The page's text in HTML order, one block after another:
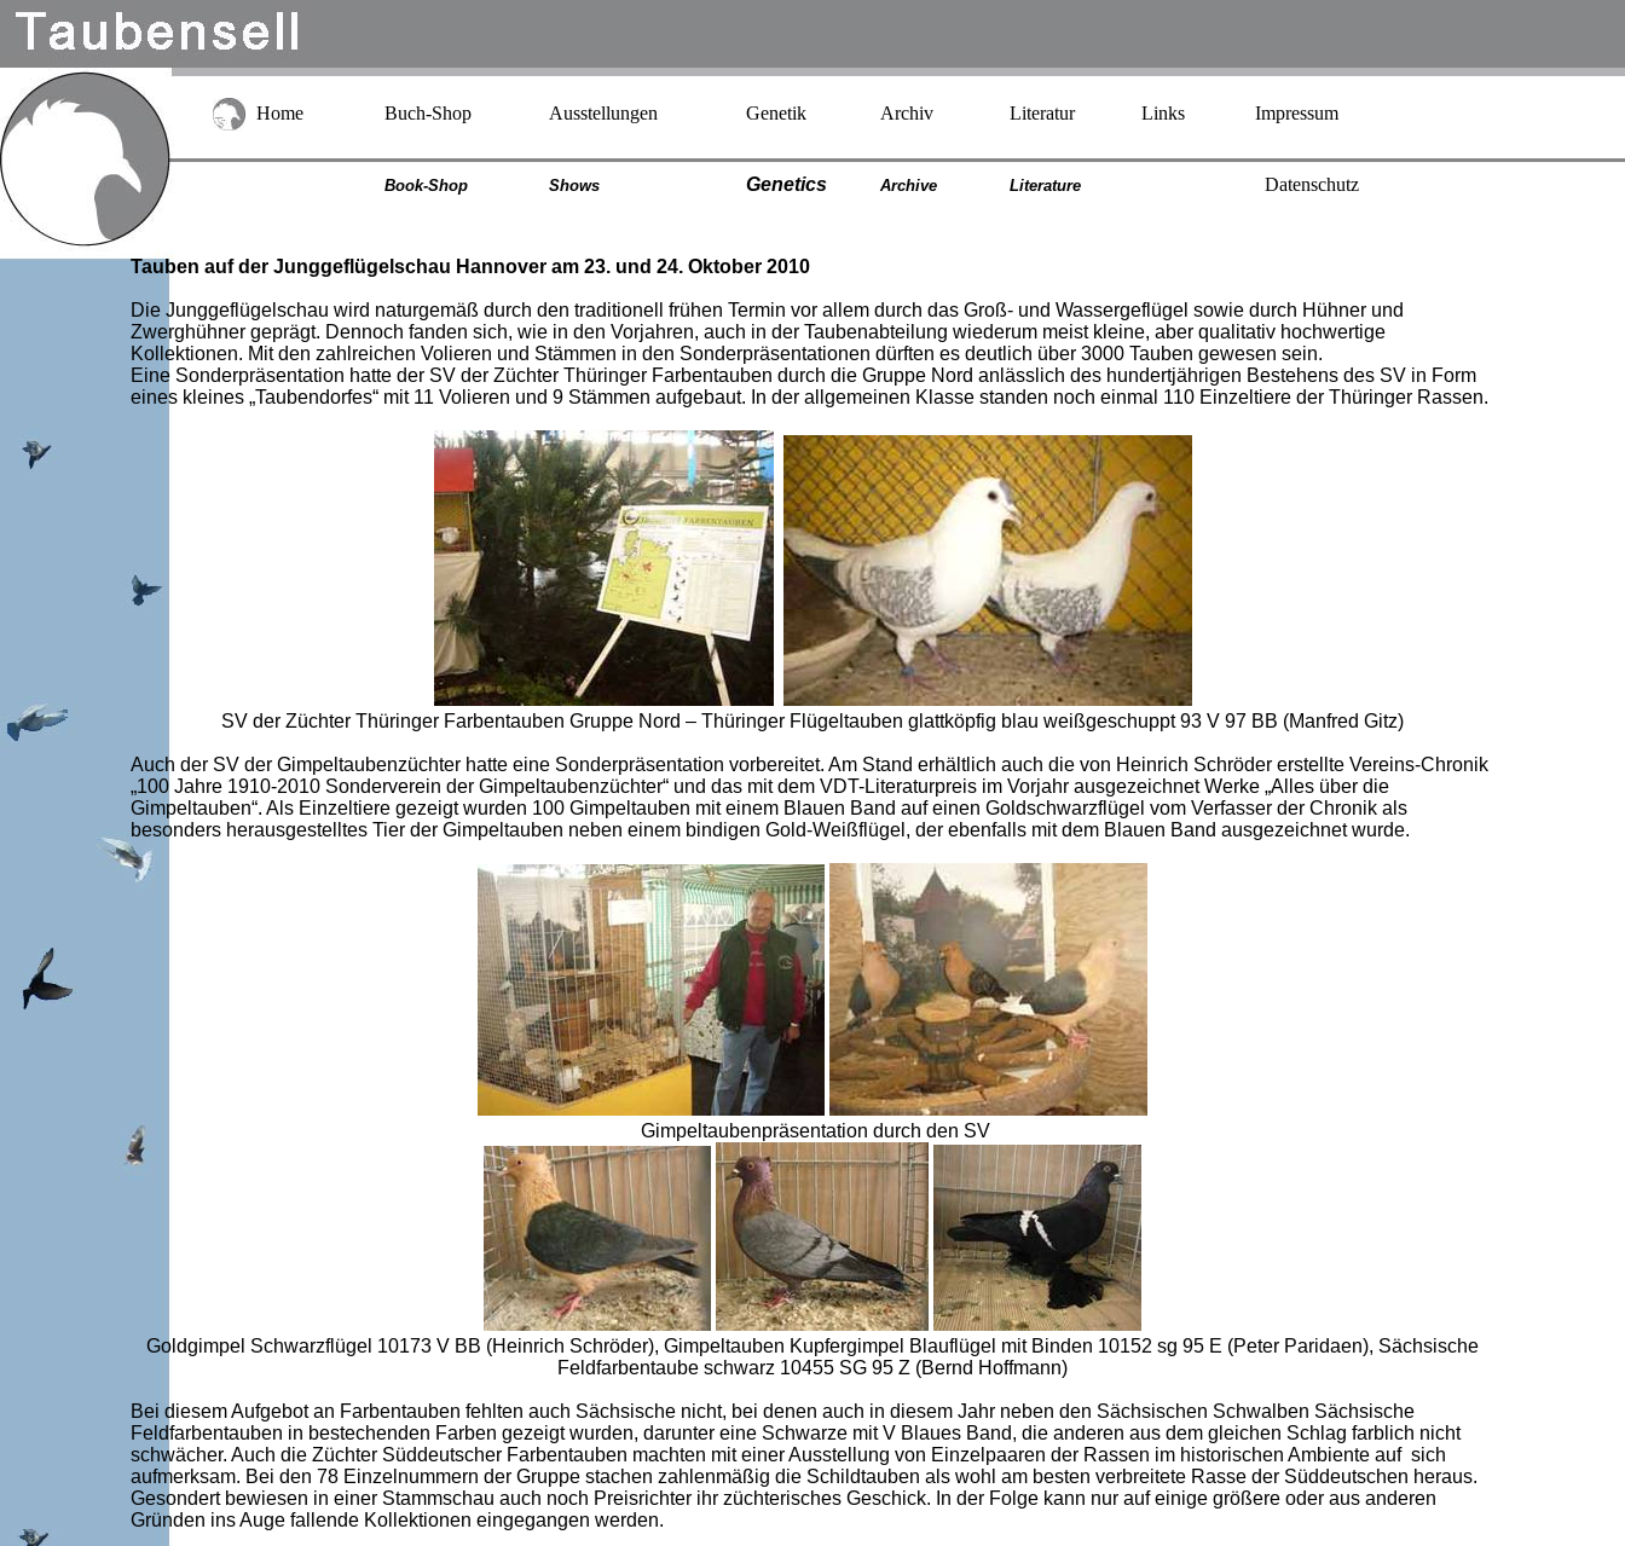
Home Buch-Shop Ausstellungen Genetik Archiv Literatur Links Impressum
Book-Shop Shows Genetics Archive Literature Datenschutz
Tauben auf der Junggeflügelschau Hannover am 23. und 24. Oktober 2010
Die Junggeflügelschau wird naturgemäß durch den traditionell frühen Termin vor allem durch das Groß- und Wassergeflügel sowie durch Hühner und
Zwerghühner geprägt. Dennoch fanden sich, wie in den Vorjahren, auch in der Taubenabteilung wiederum meist kleine, aber qualitativ hochwertige
Kollektionen. Mit den zahlreichen Volieren und Stämmen in den Sonderpräsentationen dürften es deutlich über 3000 Tauben gewesen sein.
Eine Sonderpräsentation hatte der SV der Züchter Thüringer Farbentauben durch die Gruppe Nord anlässlich des hundertjährigen Bestehens des SV in Form
eines kleines „Taubendorfes“ mit 11 Volieren und 9 Stämmen aufgebaut. In der allgemeinen Klasse standen noch einmal 110 Einzeltiere der Thüringer Rassen.
SV der Züchter Thüringer Farbentauben Gruppe Nord – Thüringer Flügeltauben glattköpfig blau weißgeschuppt 93 V 97 BB (Manfred Gitz)
Auch der SV der Gimpeltaubenzüchter hatte eine Sonderpräsentation vorbereitet. Am Stand erhältlich auch die von Heinrich Schröder erstellte Vereins-Chronik
„100 Jahre 1910-2010 Sonderverein der Gimpeltaubenzüchter“ und das mit dem VDT-Literaturpreis im Vorjahr ausgezeichnet Werke „Alles über die
Gimpeltauben“. Als Einzeltiere gezeigt wurden 100 Gimpeltauben mit einem Blauen Band auf einen Goldschwarzflügel vom Verfasser der Chronik als
besonders herausgestelltes Tier der Gimpeltauben neben einem bindigen Gold-Weißflügel, der ebenfalls mit dem Blauen Band ausgezeichnet wurde.
Gimpeltaubenpräsentation durch den SV
Goldgimpel Schwarzflügel 10173 V BB (Heinrich Schröder), Gimpeltauben Kupfergimpel Blauflügel mit Binden 10152 sg 95 E (Peter Paridaen), Sächsische
Feldfarbentaube schwarz 10455 SG 95 Z (Bernd Hoffmann)
Bei diesem Aufgebot an Farbentauben fehlten auch Sächsische nicht, bei denen auch in diesem Jahr neben den Sächsischen Schwalben Sächsische
Feldfarbentauben in bestechenden Farben gezeigt wurden, darunter eine Schwarze mit V Blaues Band, die anderen aus dem gleichen Schlag farblich nicht
schwächer. Auch die Züchter Süddeutscher Farbentauben machten mit einer Ausstellung von Einzelpaaren der Rassen im historischen Ambiente auf sich
aufmerksam. Bei den 78 Einzelnummern der Gruppe stachen zahlenmäßig die Schildtauben als wohl am besten verbreitete Rasse der Süddeutschen heraus.
Gesondert bewiesen in einer Stammschau auch noch Preisrichter ihr züchterisches Geschick. In der Folge kann nur auf einige größere oder aus anderen
Gründen ins Auge fallende Kollektionen eingegangen werden.